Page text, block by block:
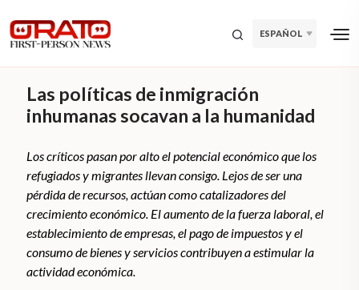
ESPAÑOL
Las políticas de inmigración
inhumanas socavan a la humanidad
Los críticos pasan por alto el potencial económico que los
refugiados y migrantes llevan consigo. Lejos de ser una
pérdida de recursos, actúan como catalizadores del
crecimiento económico. El aumento de la fuerza laboral, el
establecimiento de empresas, el pago de impuestos y el
consumo de bienes y servicios contribuyen a estimular la
actividad económica.